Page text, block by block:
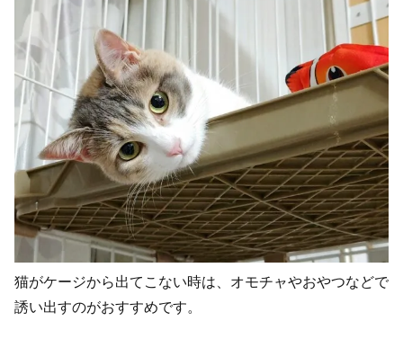
猫がケージから出てこない時は、オモチャやおやつなどで
誘い出すのがおすすめです。